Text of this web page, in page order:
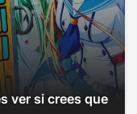
ver si crees que